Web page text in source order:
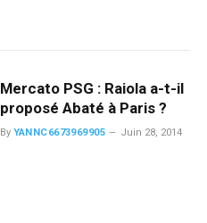
Mercato PSG : Raiola a-t-il
proposé Abaté à Paris ?
By YANNC6673969905 Juin 28, 2014